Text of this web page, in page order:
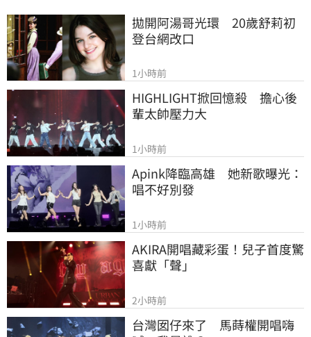
拋開阿湯哥光環　20歲舒莉初
登台網改口
1小時前
HIGHLIGHT掀回憶殺　擔心後
輩太帥壓力大
1小時前
Apink降臨高雄　她新歌曝光：
唱不好別發
1小時前
AKIRA開唱藏彩蛋！兒子首度驚
喜獻「聲」
2小時前
台灣囡仔來了　馬蒔權開唱嗨